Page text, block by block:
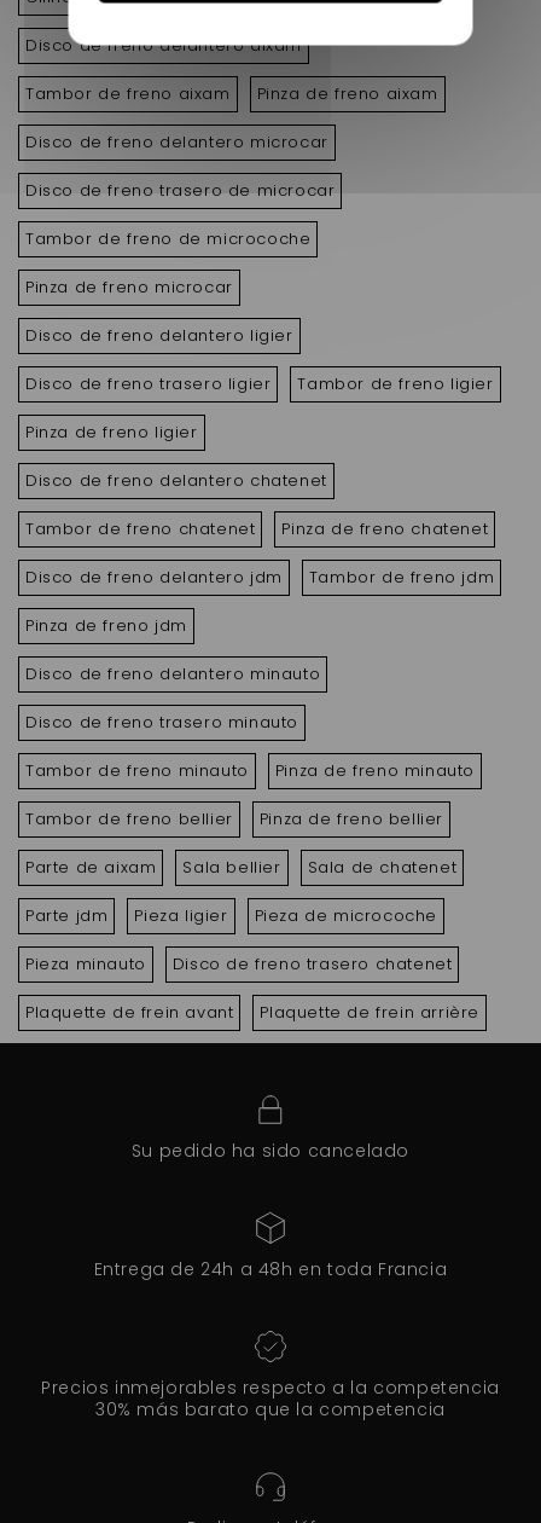
Disco de freno delantero aixam
Tambor de freno aixam Pinza de freno aixam
Disco de freno delantero microcar
Disco de freno trasero de microcar
Tambor de freno de microcoche
Pinza de freno microcar
Disco de freno delantero ligier
Disco de freno trasero ligier Tambor de freno ligier
Pinza de freno ligier
Disco de freno delantero chatenet
Tambor de freno chatenet Pinza de freno chatenet
Disco de freno delantero jdm Tambor de freno jdm
Pinza de freno jdm
Disco de freno delantero minauto
Disco de freno trasero minauto
Tambor de freno minauto Pinza de freno minauto
Tambor de freno bellier Pinza de freno bellier
Parte de aixam Sala bellier Sala de chatenet
Parte jdm Pieza ligier Pieza de microcoche
Pieza minauto Disco de freno trasero chatenet
Plaquette de frein avant Plaquette de frein arrière
Su pedido ha sido cancelado
Entrega de 24h a 48h en toda Francia
Precios inmejorables respecto a la competencia
30% más barato que la competencia